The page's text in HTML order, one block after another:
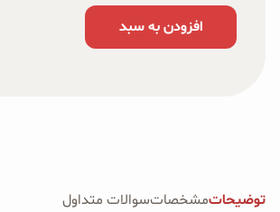
افزودن به سبد
توضیحاتمشخصاتسوالات متداول